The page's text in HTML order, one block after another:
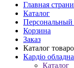
Главная
Каталог
Персональный
Корзина
Заказ
Каталог
Кардіо
Каталог